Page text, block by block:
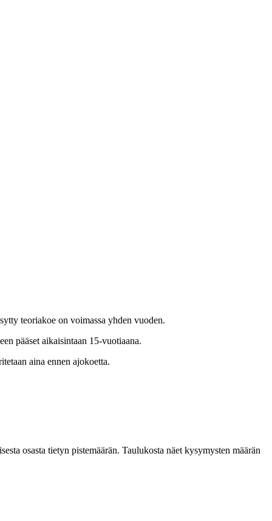
teoriakoe on voimassa yhden vuoden.
pääset aikaisintaan 15-vuotiaana.
aina ennen ajokoetta.
osasta tietyn pistemäärän. Taulukosta näet kysymysten määrän